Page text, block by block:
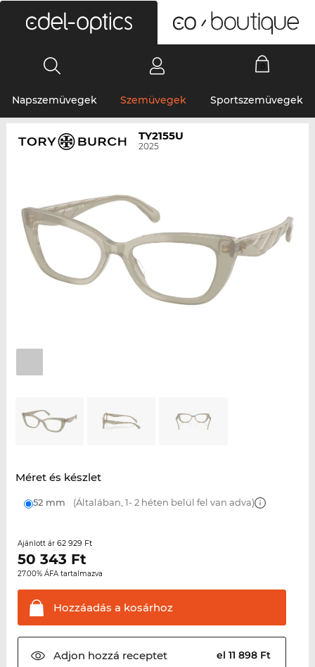
Napszemüvegek Szemüvegek Sportszemüvegek
TY2155U
2025
Méret és készlet
52 mm (Általában, 1- 2 héten belül fel van adva)
Ajánlott ár 62 929 Ft
50 343 Ft
27.00% ÁFA tartalmazva
Hozzáadás a kosárhoz
Adjon hozzá receptet el 11 898 Ft